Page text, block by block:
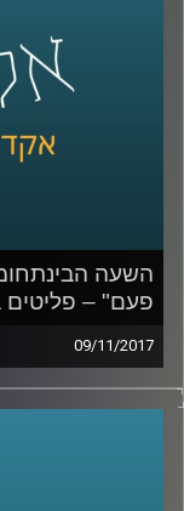
השעה
פעם" –
09/11/2017
לא רחוק היום
למקומות